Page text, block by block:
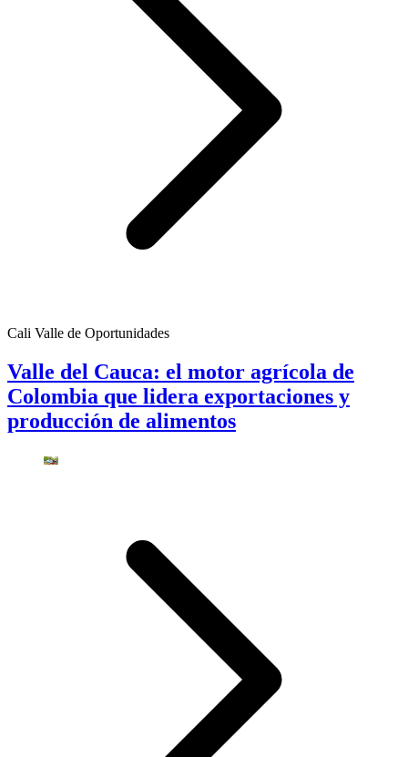
Cali Valle de Oportunidades
Valle del Cauca: el motor agrícola de
Colombia que lidera exportaciones y
producción de alimentos